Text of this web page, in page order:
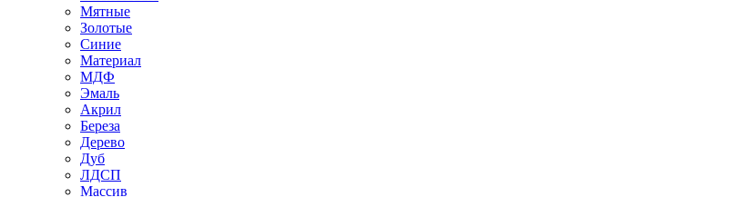
Мятные
Золотые
Синие
Материал
МДФ
Эмаль
Акрил
Береза
Дерево
Дуб
ЛДСП
Массив